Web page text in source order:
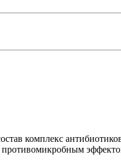
комплекс